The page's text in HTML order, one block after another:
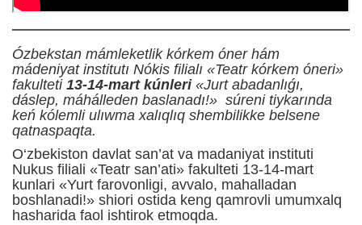
Ózbekstan mámleketlik kórkem óner hám
mádeniyat institutı Nókis filialı «Teatr kórkem óneri»
fakulteti 13-14-mart kúnleri «Jurt abadanlıǵı,
dáslep, máhálleden baslanadı!» súreni tiykarında
keń kólemli ulıwma xalıqlıq shembilikke belsene
qatnaspaqta.
O‘zbekiston davlat san’at va madaniyat instituti
Nukus filiali «Teatr san’ati» fakulteti 13-14-mart
kunlari «Yurt farovonligi, avvalo, mahalladan
boshlanadi!» shiori ostida keng qamrovli umumxalq
hasharida faol ishtirok etmoqda.